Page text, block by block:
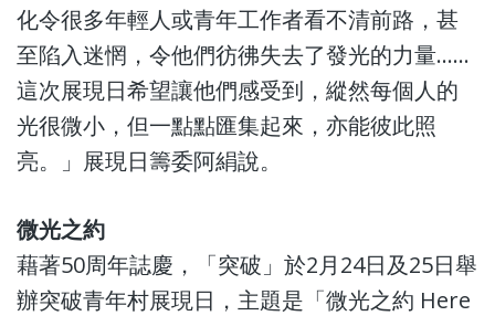
化令很多年輕人或青年工作者看不清前路，甚
至陷入迷惘，令他們彷彿失去了發光的力量……
這次展現日希望讓他們感受到，縱然每個人的
光很微小，但一點點匯集起來，亦能彼此照
亮。」展現日籌委阿絹說。
微光之約
藉著50周年誌慶，「突破」於2月24日及25日舉
辦突破青年村展現日，主題是「微光之約 Here